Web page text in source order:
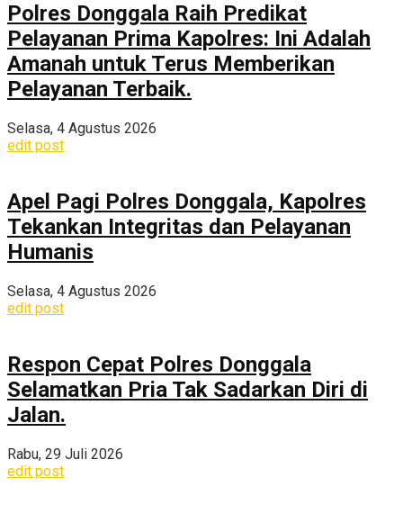
Polres Donggala Raih Predikat
Pelayanan Prima Kapolres: Ini Adalah
Amanah untuk Terus Memberikan
Pelayanan Terbaik.
Selasa, 4 Agustus 2026
edit post
Apel Pagi Polres Donggala, Kapolres
Tekankan Integritas dan Pelayanan
Humanis
Selasa, 4 Agustus 2026
edit post
Respon Cepat Polres Donggala
Selamatkan Pria Tak Sadarkan Diri di
Jalan.
Rabu, 29 Juli 2026
edit post